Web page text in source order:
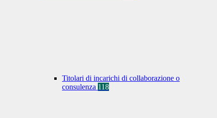
Titolari di incarichi di collaborazione o
consulenza 118